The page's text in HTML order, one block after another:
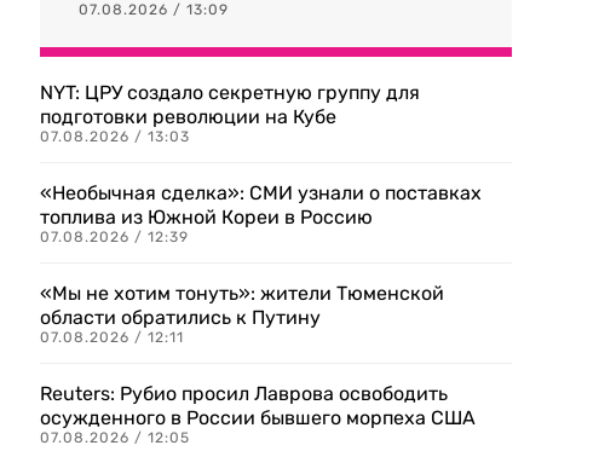
07.08.2026 / 13:09
NYT: ЦРУ создало секретную группу для
подготовки революции на Кубе
07.08.2026 / 13:03
«Необычная сделка»: СМИ узнали о поставках
топлива из Южной Кореи в Россию
07.08.2026 / 12:39
«Мы не хотим тонуть»: жители Тюменской
области обратились к Путину
07.08.2026 / 12:11
Reuters: Рубио просил Лаврова освободить
осужденного в России бывшего морпеха США
07.08.2026 / 12:05